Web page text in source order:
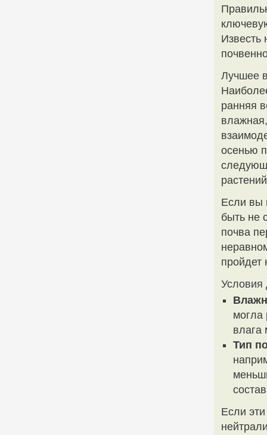
Известь
Лучшее
ранняя
осенью
Если вы
быть не
почва
пройдет
Условия
могла
влага
Тип
Если